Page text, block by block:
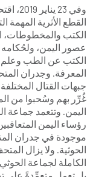
وفي 23
القطع الأثرية المهمة
الكتب والمخطوطات،
عصور اليمن،
الكتب عن الطب وعلم
المعرفة. وجدران
جبهات القتال
غُرِّر بهم وسُحبوا من
اليمن. وتتعمد جماعة
رؤساء اليمن
موجودة في جدران
الحوثية. ولا يزال
الكاملة لجماعة